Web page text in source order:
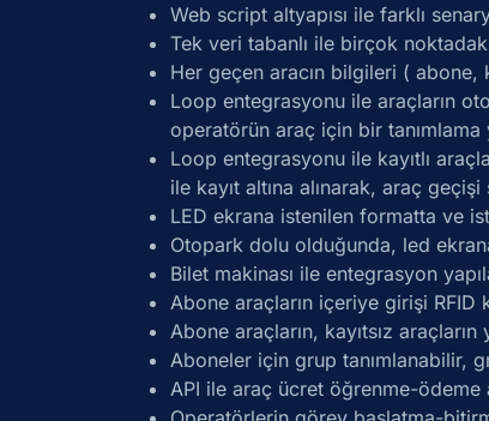
Web script altyapısı ile farklı
Tek veri tabanlı ile birçok
Her geçen aracın bilgileri (
Loop entegrasyonu ile araçların
operatörün araç için bir tanımlama
Loop entegrasyonu ile kayıtlı
ile kayıt altına alınarak, araç
LED ekrana istenilen formatta ve
Otopark dolu olduğunda, led
Bilet makinası ile entegrasyon
Abone araçların içeriye girişi
Abone araçların, kayıtsız
Aboneler için grup tanımlanabilir,
API ile araç ücret öğrenme-